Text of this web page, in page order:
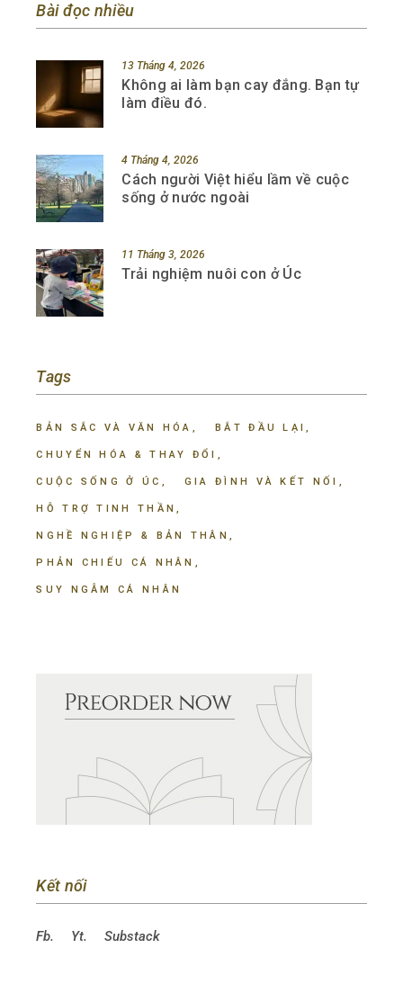
Bài đọc nhiều
13 Tháng 4, 2026
Không ai làm bạn cay đắng. Bạn tự
làm điều đó.
4 Tháng 4, 2026
Cách người Việt hiểu lầm về cuộc
sống ở nước ngoài
11 Tháng 3, 2026
Trải nghiệm nuôi con ở Úc
Tags
BẢN SẮC VÀ VĂN HÓA BẮT ĐẦU LẠI
CHUYỂN HÓA & THAY ĐỔI
CUỘC SỐNG Ở ÚC GIA ĐÌNH VÀ KẾT NỐI
HỖ TRỢ TINH THẦN
NGHỀ NGHIỆP & BẢN THÂN
PHẢN CHIẾU CÁ NHÂN
SUY NGẪM CÁ NHÂN
Kết nối
Fb. Yt. Substack